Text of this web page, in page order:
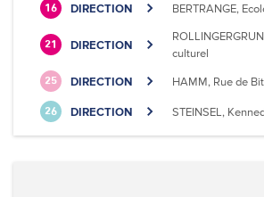
16 DIRECTION BERTRANGE,
21 DIRECTION
culturel
25 DIRECTION HAMM, Rue de
26 DIRECTION STEINSEL,